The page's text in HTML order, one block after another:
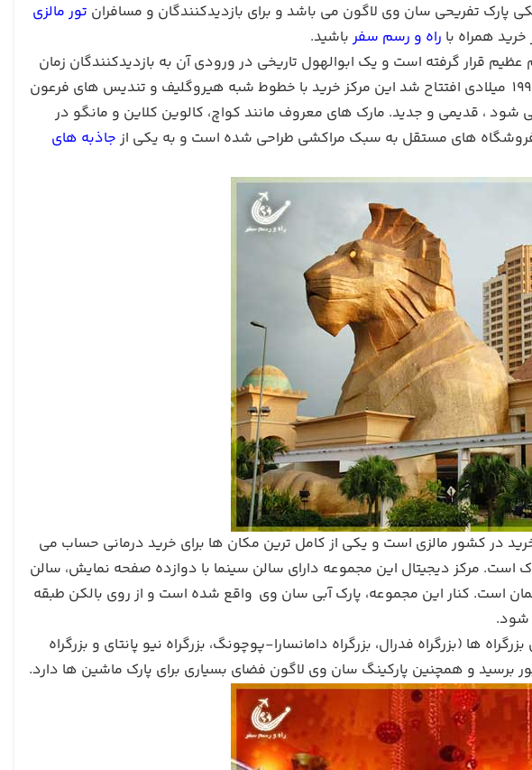
تفریحی سان وی لاگون می باشد و برای بازدیدکنندگان و مسافران تور مالزی
همراه با راه و رسم سفرباشید.
قرار گرفته است و یک ابوالهول تاریخی در ورودی آن به بازدیدکنندگان زمان
ورود خوش آمد می گوید. مرکز خرید سان وی پیرامید سال 1997 میلادی افتتاح شد این مرکز خرید با خطوط شبه هیروگلیف و تندیس های فرعون
، قدیمی و جدید. مارک های معروف مانند کواچ، کالوین کلاین و مانگو در
های مستقل به سبک مراکشی طراحی شده است و به یکی از جاذبه های
در کشور مالزی است و یکی از کامل ترین مکان ها برای خرید درمانی حساب می
مرکز دیجیتال این مجموعه دارای سالن سینما با دوازده صفحه نمایش، سالن
است. کنار این مجموعه، پارک آبی سان وی واقع شده است و از روی بالکن طبقه
شود.
ها (بزرگراه فدرال، بزرگراه دامانسارا-پوچونگ، بزرگراه نیو پانتای و بزرگراه
برسید و همچنین پارکینگ سان وی لاگون فضای بسیاری برای پارک ماشین ها دارد.